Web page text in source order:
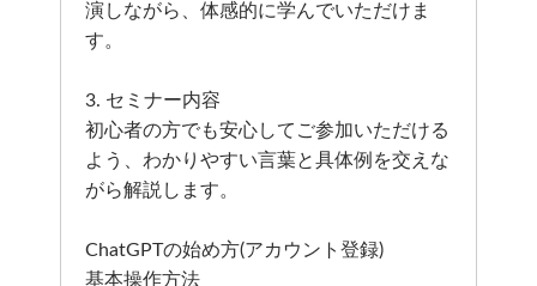
演しながら、体感的に学んでいただけま
す。
3. セミナー内容
初心者の方でも安心してご参加いただける
よう、わかりやすい言葉と具体例を交えな
がら解説します。
ChatGPTの始め方(アカウント登録)
基本操作方法